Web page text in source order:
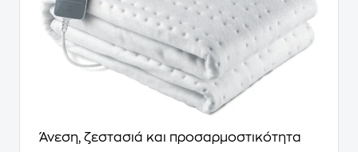
Άνεση, ζεστασιά και προσαρμοστικότητα